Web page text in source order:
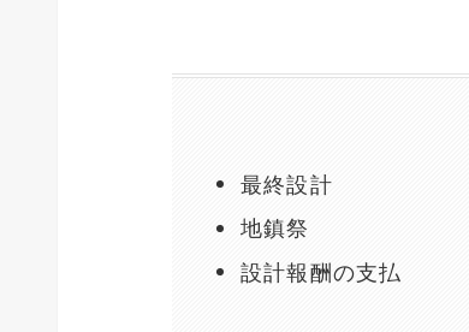
最終設計
地鎮祭
設計報酬の支払